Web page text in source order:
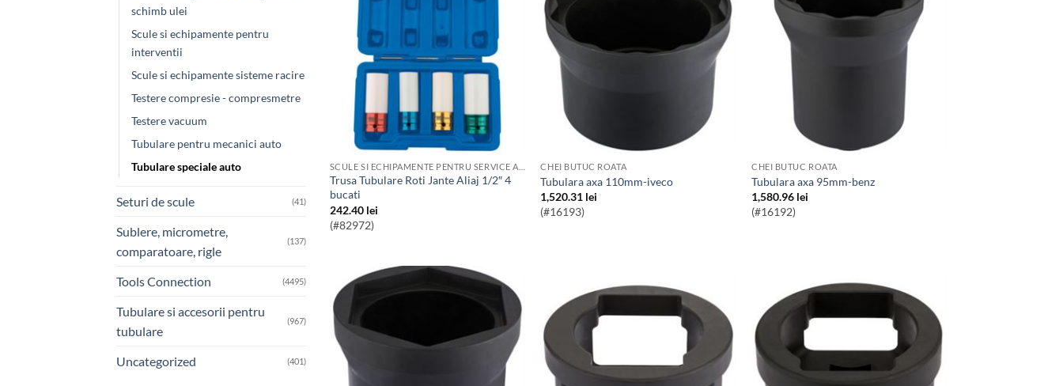
schimb ulei
Scule si echipamente pentru
interventii
Scule si echipamente sisteme racire
Testere compresie - compresmetre
Testere vacuum
Tubulare pentru mecanici auto
Tubulare speciale auto
Seturi de scule (41)
Sublere, micrometre,
comparatoare, rigle
(137)
Tools Connection (4495)
Tubulare si accesorii pentru
tubulare
(967)
Uncategorized (401)
Trusa Tubulare Roti Jante Aliaj 1/2″ 4
bucati
242.40 lei
(#82972)
CHEI BUTUC ROATA
Tubulara axa 110mm-iveco
1,520.31 lei
(#16193)
CHEI BUTUC ROATA
Tubulara axa 95mm-benz
1,580.96 lei
(#16192)